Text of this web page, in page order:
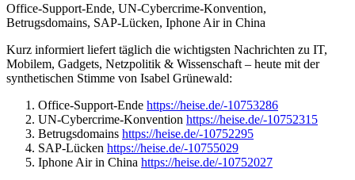
Office-Support-Ende, UN-Cybercrime-Konvention,
Betrugsdomains, SAP-Lücken, Iphone Air in China
Kurz informiert liefert täglich die wichtigsten Nachrichten zu IT,
Mobilem, Gadgets, Netzpolitik & Wissenschaft – heute mit der
synthetischen Stimme von Isabel Grünewald:
Office-Support-Ende https://heise.de/-10753286
UN-Cybercrime-Konvention https://heise.de/-10752315
Betrugsdomains https://heise.de/-10752295
SAP-Lücken https://heise.de/-10755029
Iphone Air in China https://heise.de/-10752027